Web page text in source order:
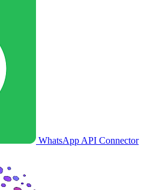
WhatsApp API Connector